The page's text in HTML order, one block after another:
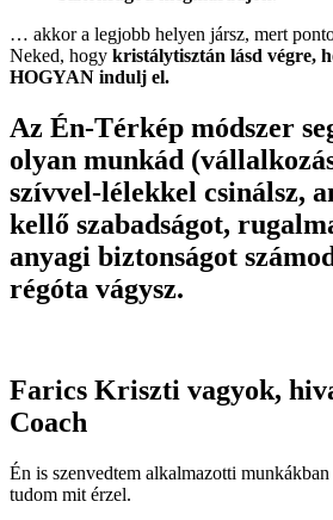
… akkor a legjobb helyen jársz, mert
Neked, hogy kristálytisztán lásd végre,
HOGYAN indulj el.
Az Én-Térkép módszer
olyan munkád
szívvel-lélekkel csinálsz,
kellő szabadságot,
anyagi biztonságot
régóta vágysz.
Farics Kriszti vagyok,
Coach
Én is szenvedtem alkalmazotti
tudom mit érzel.